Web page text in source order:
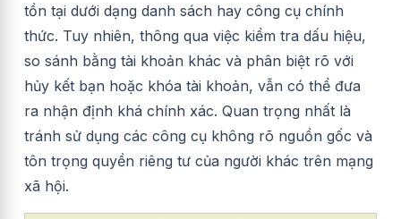
tồn tại dưới dạng danh sách hay công cụ chính
thức. Tuy nhiên, thông qua việc kiểm tra dấu hiệu,
so sánh bằng tài khoản khác và phân biệt rõ với
hủy kết bạn hoặc khóa tài khoản, vẫn có thể đưa
ra nhận định khá chính xác. Quan trọng nhất là
tránh sử dụng các công cụ không rõ nguồn gốc và
tôn trọng quyền riêng tư của người khác trên mạng
xã hội.